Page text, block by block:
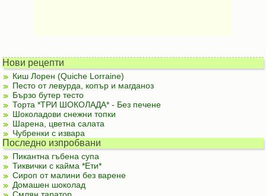
Нови рецепти
Киш Лорен (Quiche Lorraine)
Песто от левурда, копър и магданоз
Бързо бутер тесто
Торта *ТРИ ШОКОЛАДА* - Без печене
Шоколадови снежни топки
Шарена, цветна салата
Чубренки с извара
Последно изпробвани
Пикантна гъбена супа
Тиквички с кайма *Ети*
Сироп от малини без варене
Домашен шоколад
Смлян таратор